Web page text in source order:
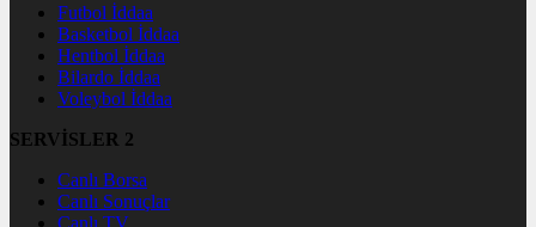
Futbol İddaa
Basketbol İddaa
Hentbol İddaa
Bilardo İddaa
Voleybol İddaa
SERVİSLER 2
Canlı Borsa
Canlı Sonuçlar
Canlı TV